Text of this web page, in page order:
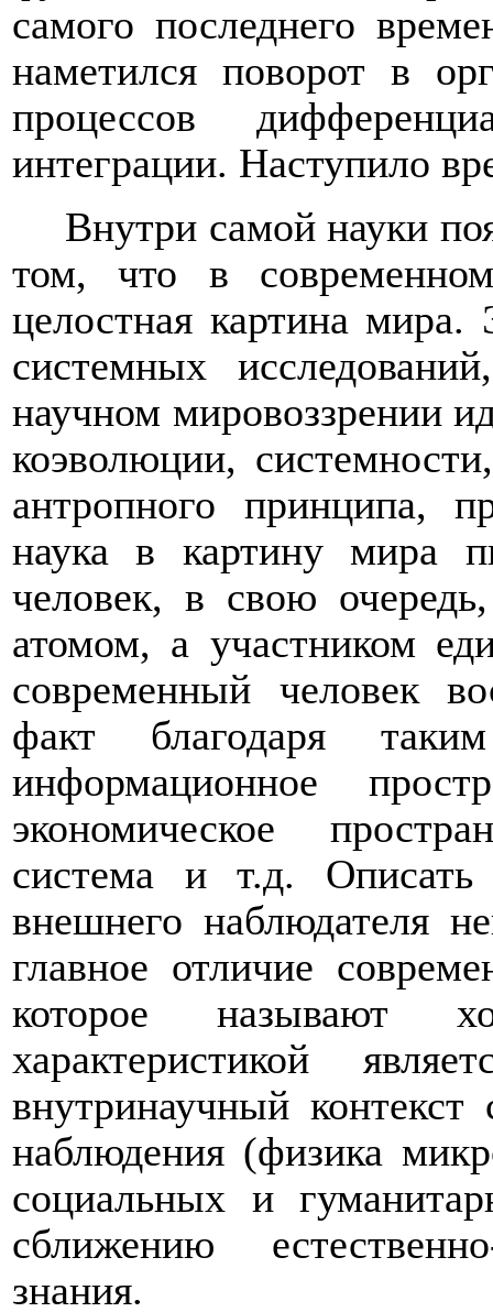
самого последнего
наметился поворот в
процессов
интеграции. Наступило
Внутри самой науки
том, что в современном
целостная картина мира.
системных
научном мировоззрении
коэволюции,
антропного принципа,
наука в картину мира
человек, в свою
атомом, а участником
современный человек
факт благодаря
информационное
экономическое
система и т.д.
внешнего наблюдателя
главное отличие
которое называют
характеристикой
внутринаучный контекст
наблюдения (физика
социальных и
сближению
знания.